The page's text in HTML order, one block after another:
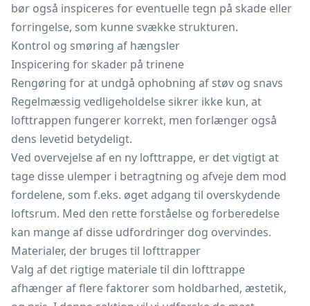
bør også inspiceres for eventuelle tegn på skade eller
forringelse, som kunne svække strukturen.
Kontrol og smøring af hængsler
Inspicering for skader på trinene
Rengøring for at undgå ophobning af støv og snavs
Regelmæssig vedligeholdelse sikrer ikke kun, at
lofttrappen fungerer korrekt, men forlænger også
dens levetid betydeligt.
Ved overvejelse af en ny lofttrappe, er det vigtigt at
tage disse ulemper i betragtning og afveje dem mod
fordelene, som f.eks. øget adgang til overskydende
loftsrum. Med den rette forståelse og forberedelse
kan mange af disse udfordringer dog overvindes.
Materialer, der bruges til lofttrapper
Valg af det rigtige materiale til din lofttrappe
afhænger af flere faktorer som holdbarhed, æstetik,